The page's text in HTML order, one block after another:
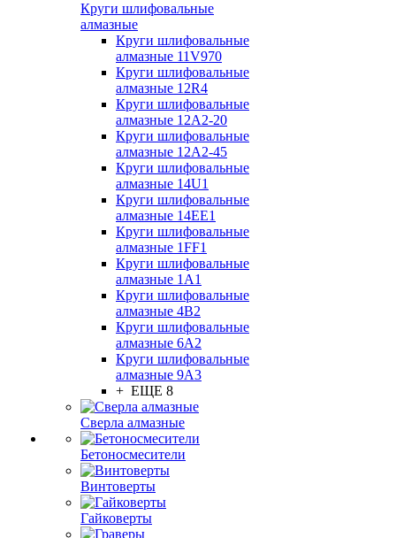
Круги шлифовальные
алмазные
Круги шлифовальные
алмазные 11V970
Круги шлифовальные
алмазные 12R4
Круги шлифовальные
алмазные 12А2-20
Круги шлифовальные
алмазные 12А2-45
Круги шлифовальные
алмазные 14U1
Круги шлифовальные
алмазные 14ЕЕ1
Круги шлифовальные
алмазные 1FF1
Круги шлифовальные
алмазные 1А1
Круги шлифовальные
алмазные 4В2
Круги шлифовальные
алмазные 6A2
Круги шлифовальные
алмазные 9А3
+ ЕЩЕ 8
Сверла алмазные
Бетоносмесители
Винтоверты
Гайковерты